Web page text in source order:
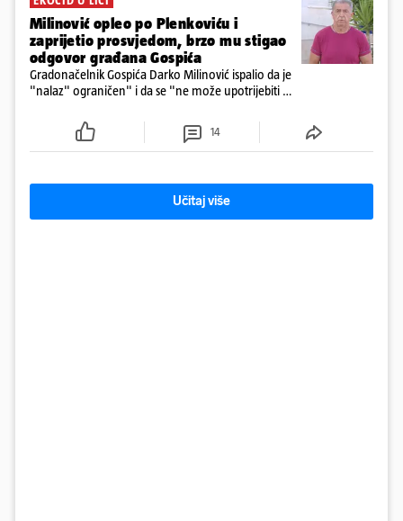
Milinović opleo po Plenkoviću i
zaprijetio prosvjedom, brzo mu stigao
odgovor građana Gospića
Gradonačelnik Gospića Darko Milinović ispalio da je
"nalaz" ograničen" i da se "ne može upotrijebiti za
ga je naručio Uskok i da je dio spisa
14
Učitaj više